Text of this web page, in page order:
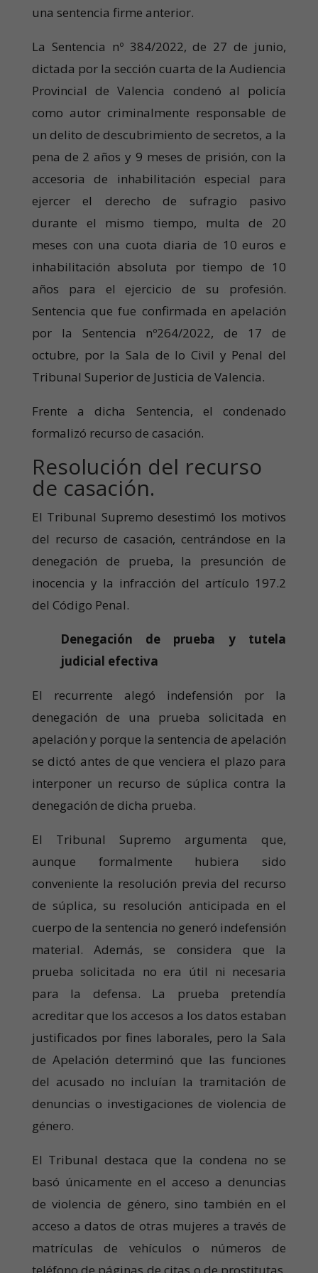
una sentencia firme anterior.
La Sentencia nº 384/2022, de 27 de junio,
dictada por la sección cuarta de la Audiencia
Provincial de Valencia condenó al policía
como autor criminalmente responsable de
un delito de descubrimiento de secretos, a la
pena de 2 años y 9 meses de prisión, con la
accesoria de inhabilitación especial para
ejercer el derecho de sufragio pasivo
durante el mismo tiempo, multa de 20
meses con una cuota diaria de 10 euros e
inhabilitación absoluta por tiempo de 10
años para el ejercicio de su profesión.
Sentencia que fue confirmada en apelación
por la Sentencia nº264/2022, de 17 de
octubre, por la Sala de lo Civil y Penal del
Tribunal Superior de Justicia de Valencia.
Frente a dicha Sentencia, el condenado
formalizó recurso de casación.
Resolución del recurso
de casación.
El Tribunal Supremo desestimó los motivos
del recurso de casación, centrándose en la
denegación de prueba, la presunción de
inocencia y la infracción del artículo 197.2
del Código Penal.
Denegación de prueba y tutela
judicial efectiva
El recurrente alegó indefensión por la
denegación de una prueba solicitada en
apelación y porque la sentencia de apelación
se dictó antes de que venciera el plazo para
interponer un recurso de súplica contra la
denegación de dicha prueba.
El Tribunal Supremo argumenta que,
aunque formalmente hubiera sido
conveniente la resolución previa del recurso
de súplica, su resolución anticipada en el
cuerpo de la sentencia no generó indefensión
material. Además, se considera que la
prueba solicitada no era útil ni necesaria
para la defensa. La prueba pretendía
acreditar que los accesos a los datos estaban
justificados por fines laborales, pero la Sala
de Apelación determinó que las funciones
del acusado no incluían la tramitación de
denuncias o investigaciones de violencia de
género.
El Tribunal destaca que la condena no se
basó únicamente en el acceso a denuncias
de violencia de género, sino también en el
acceso a datos de otras mujeres a través de
matrículas de vehículos o números de